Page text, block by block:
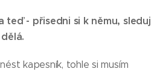
teď - přisedni si k němu, sleduj
kapesník, tohle si musím